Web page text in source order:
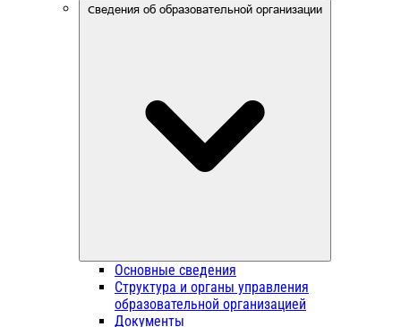
Сведения об образовательной организации
Основные сведения
Структура и органы управления
образовательной организацией
Документы